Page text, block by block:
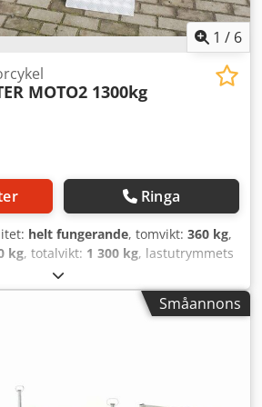
1 / 6
MOTO2 1300kg
Ringa
helt fungerande, tomvikt: 360 kg,
kg, totalvikt: 1 300 kg, lastutrymmets
bredd:
"DEBON ROADSTER MOTO2
2-MC-SLÄP" Motorcykelsläp från
Du kör upp på hjulrännan och
Småannons